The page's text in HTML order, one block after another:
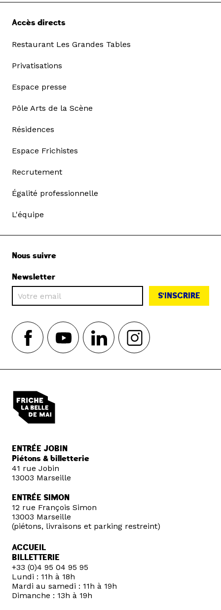
Accès directs
Restaurant Les Grandes Tables
Privatisations
Espace presse
Pôle Arts de la Scène
Résidences
Espace Frichistes
Recrutement
Égalité professionnelle
L'équipe
Nous suivre
Newsletter
S'INSCRIRE
ENTRÉE JOBIN
Piétons & billetterie
41 rue Jobin
13003 Marseille
ENTRÉE SIMON
12 rue François Simon
13003 Marseille
(piétons, livraisons et parking restreint)
ACCUEIL
BILLETTERIE
+33 (0)4 95 04 95 95
Lundi : 11h à 18h
Mardi au samedi : 11h à 19h
Dimanche : 13h à 19h